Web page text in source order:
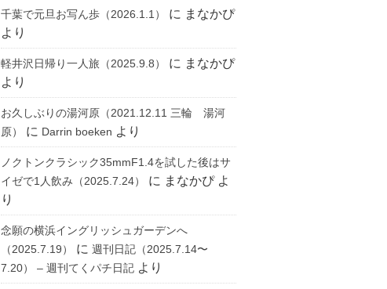
千葉で元旦お写ん歩（2026.1.1） に まなかぴ
より
軽井沢日帰り一人旅（2025.9.8） に まなかぴ
より
お久しぶりの湯河原（2021.12.11 三輪 湯河
原）
に Darrin boeken より
ノクトンクラシック35mmF1.4を試した後はサ
イゼで1人飲み（2025.7.24）
に まなかぴよ
り
念願の横浜イングリッシュガーデンへ
（2025.7.19）
に週刊日記（2025.7.14〜
7.20） – 週刊てくパチ日記 より